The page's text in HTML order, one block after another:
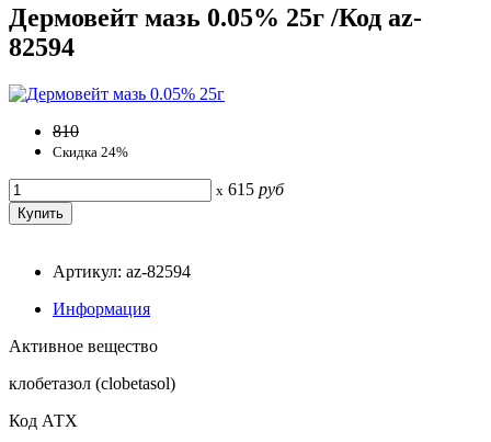
Дермовейт мазь 0.05% 25г /Код az-
82594
810
Скидка 24%
x 615 руб
Артикул: az-82594
Информация
Активное вещество
клобетазол (clobetasol)
Код АТХ